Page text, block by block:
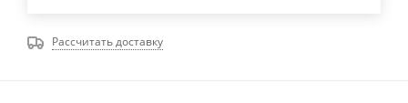
Рассчитать доставку